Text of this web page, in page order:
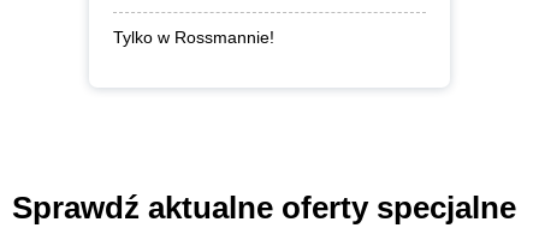
Tylko w Rossmannie!
Sprawdź aktualne oferty specjalne